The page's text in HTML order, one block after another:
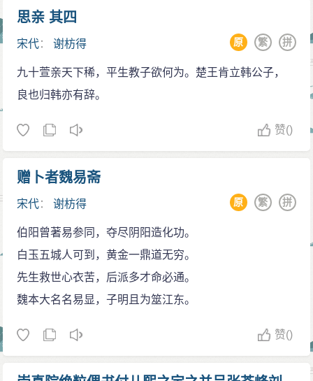
水，怕有渔郎来问津。
《觅茶》：茂绿林中三五家，短墙半露小桃花。客行马
上多春日，特叩柴门觅一茶。
再如《小孤山》：人言此是海门关，海眼无涯骇众
文章
谢枋得除了诗在当时非常有名，读之朗朗上口，回
味无穷，他的文也可堪称一流。他无书不读，在当时也
是非常有名的学者，他写了大量的书、序、记、启等方
面的文章，“文词清丽，高迈奇绝，汪洋演迤，自成一
家”。他所作文章，切中时弊，令人读之泣下。如《谒辛
史书》、《与参政魏容斋书》等都是文中上品，不可多
事，送上这种文稿给贾似道，贾似道则以谢枋得居乡不
守法纪、起兵时冒领使用科降钱，又诽谤他，追夺两
透顶。这期间，他闭门讲学，向弟子宣传爱国思想，并
鄙视权贵，足迹不入豪门。
保家卫国
咸淳三年(1267)，朝廷赦免谢枋得，允准回居乡里，
为元。1275年，元将伯颜率元兵大举攻宋。
德祐元年(1275)，吕文焕引导元兵沿长江东下攻占鄂
州、黄州、蕲州、安庆、九江，凡是他的亲友、部下都
被诱降而献出城邑，于是屯驻建康。谢枋得与吕师夔友
善，于是应诏上书，以一族人举保吕师夔可以信任，希
程成功，又愿亲自到江州会见吕文焕与他议论。朝廷同
思亲 其四
宋代：谢枋得 拼
繁
原
九十萱亲天下稀，平生教子欲何为。楚王肯立韩公子，
良也归韩亦有辞。
赞()
赠卜者魏易斋
宋代：谢枋得 拼
繁
原
伯阳曾著易参同，夺尽阴阳造化功。
白玉五城人可到，黄金一鼎道无穷。
先生救世心衣苦，后派多才命必通。
魏本大名名易显，子明且为筮江东。
赞()